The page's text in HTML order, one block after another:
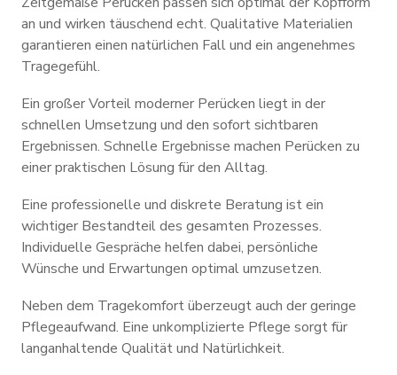
an und wirken täuschend echt. Qualitative Materialien
garantieren einen natürlichen Fall und ein angenehmes
Tragegefühl.
Ein großer Vorteil moderner Perücken liegt in der
schnellen Umsetzung und den sofort sichtbaren
Ergebnissen. Schnelle Ergebnisse machen Perücken zu
einer praktischen Lösung für den Alltag.
Eine professionelle und diskrete Beratung ist ein
wichtiger Bestandteil des gesamten Prozesses.
Individuelle Gespräche helfen dabei, persönliche
Wünsche und Erwartungen optimal umzusetzen.
Neben dem Tragekomfort überzeugt auch der geringe
Pflegeaufwand. Eine unkomplizierte Pflege sorgt für
langanhaltende Qualität und Natürlichkeit.